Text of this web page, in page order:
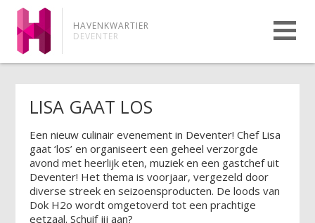
HAVENKWARTIER
DEVENTER
LISA GAAT LOS
Een nieuw culinair evenement in Deventer! Chef Lisa
gaat ‘los’ en organiseert een geheel verzorgde
avond met heerlijk eten, muziek en een gastchef uit
Deventer! Het thema is voorjaar, vergezeld door
diverse streek en seizoensproducten. De loods van
Dok H2o wordt omgetoverd tot een prachtige
eetzaal. Schuif jij aan?